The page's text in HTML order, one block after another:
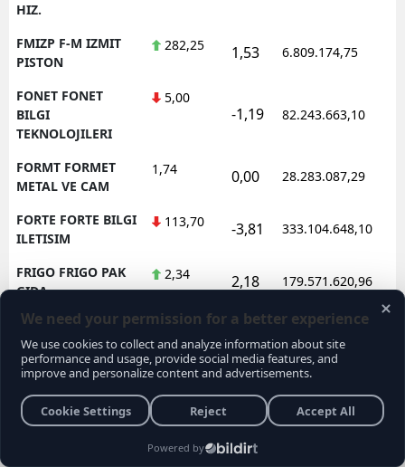
HIZ.
FMIZP F-M IZMIT
PISTON
282,25 1,53 6.809.174,75
FONET FONET
BILGI
TEKNOLOJILERI
5,00
-1,19 82.243.663,10
FORMT FORMET
METAL VE CAM
1,74 0,00 28.283.087,29
FORTE FORTE BILGI
ILETISIM
113,70 -3,81 333.104.648,10
FRIGO FRIGO PAK
GIDA
2,34 2,18 179.571.620,96
FRMPL FORMUL
PLASTIK VE METAL
34,96 57.233.726,78
FROTO FORD
OTOSAN
77,80
FZLGY FUZUL
10,48 -3,32